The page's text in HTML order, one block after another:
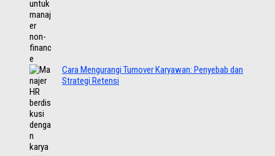
Cara Mengurangi Turnover Karyawan: Penyebab dan
Strategi Retensi